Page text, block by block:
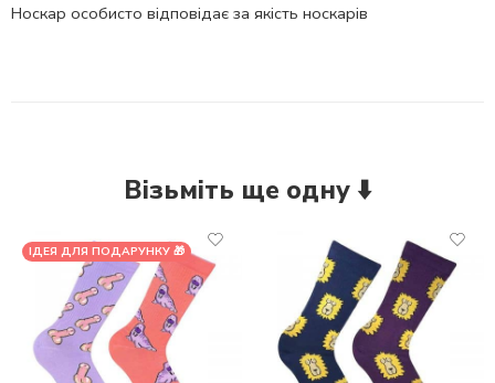
Носкар особисто відповідає за якість носкарів
Візьміть ще одну ⬇️
ІДЕЯ ДЛЯ ПОДАРУНКУ 🎁